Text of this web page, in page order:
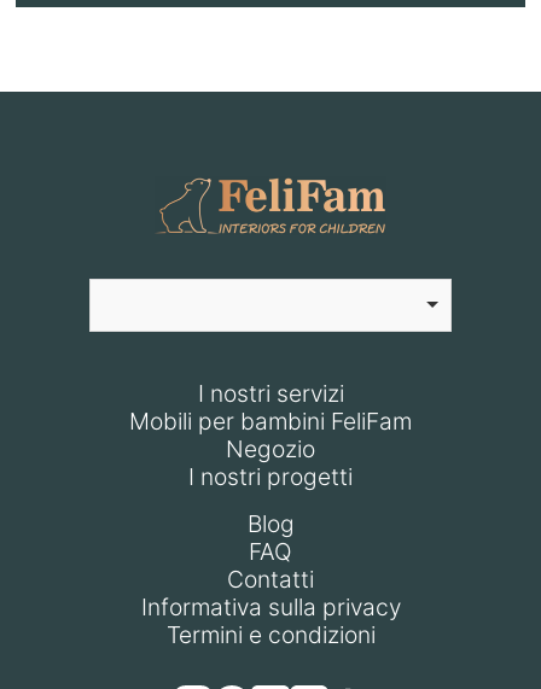
I nostri servizi
Mobili per bambini FeliFam
Negozio
I nostri progetti
Blog
FAQ
Contatti
Informativa sulla privacy
Termini e condizioni